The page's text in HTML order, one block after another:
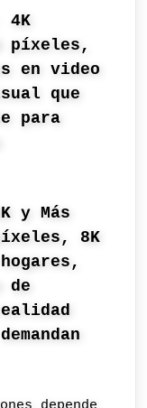
4K
píxeles,
en video
que
para
y Más
8K
de